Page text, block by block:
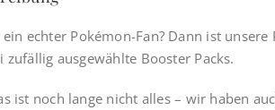
echter Pokémon-Fan? Dann ist
zufällig ausgewählte Booster Packs.
ist noch lange nicht alles – wir haben